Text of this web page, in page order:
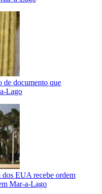
de documento que
Lago
dos EUA recebe ordem
Mar-a-Lago